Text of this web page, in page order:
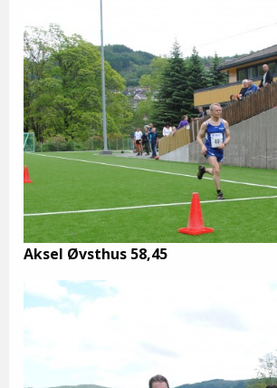
Aksel Øvsthus 58,45